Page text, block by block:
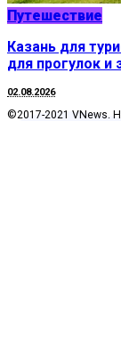
Путешествие
Казань для
для прогулок и
02.08.2026
©2017-2021 VNews.